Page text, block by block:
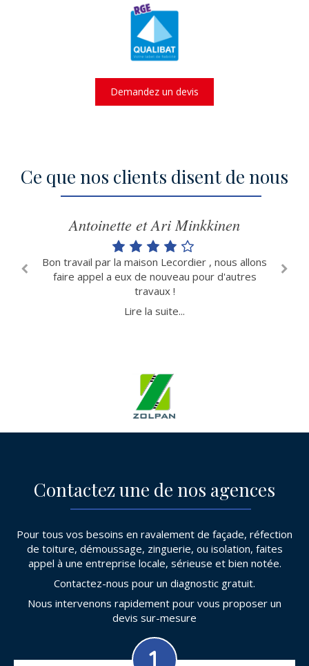
Demandez un devis
Ce que nos clients disent de nous
Antoinette et Ari Minkkinen
Bon travail par la maison Lecordier , nous allons
faire appel a eux de nouveau pour d'autres
travaux !
Lire la suite...
Contactez une de nos agences
Pour tous vos besoins en ravalement de façade, réfection
de toiture, démoussage, zinguerie, ou isolation, faites
appel à une entreprise locale, sérieuse et bien notée.
Contactez-nous pour un diagnostic gratuit.
Nous intervenons rapidement pour vous proposer un
devis sur-mesure